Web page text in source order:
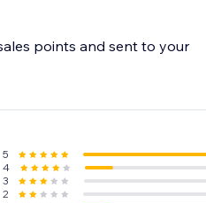
points and sent to your
5
4
3
2